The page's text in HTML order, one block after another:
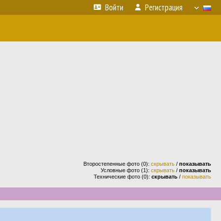
Войти Регистрация
Второстепенные фото (0): скрывать / показывать
Условные фото (1): скрывать / показывать
Технические фото (0): скрывать / показывать